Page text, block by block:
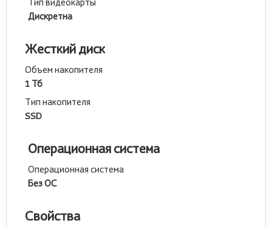
Дискретна
Жесткий диск
Объем накопителя
1 Тб
Тип накопителя
SSD
Операционная система
Операционная система
Без ОС
Свойства